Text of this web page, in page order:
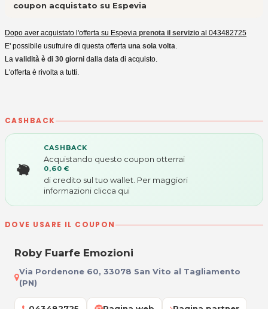
coupon acquistato su Espevia
Dopo aver acquistato l'offerta su Espevia prenota il servizio al 043482725
E' possibile usufruire di questa offerta una sola volta.
La validità è di 30 giorni dalla data di acquisto.
L'offerta è rivolta a tutti.
CASHBACK
CASHBACK
Acquistando questo coupon otterrai
0,60 €
di credito sul tuo wallet. Per maggiori
informazioni clicca qui
DOVE USARE IL COUPON
Roby Fuarfe Emozioni
Via Pordenone 60, 33078 San Vito al Tagliamento
(PN)